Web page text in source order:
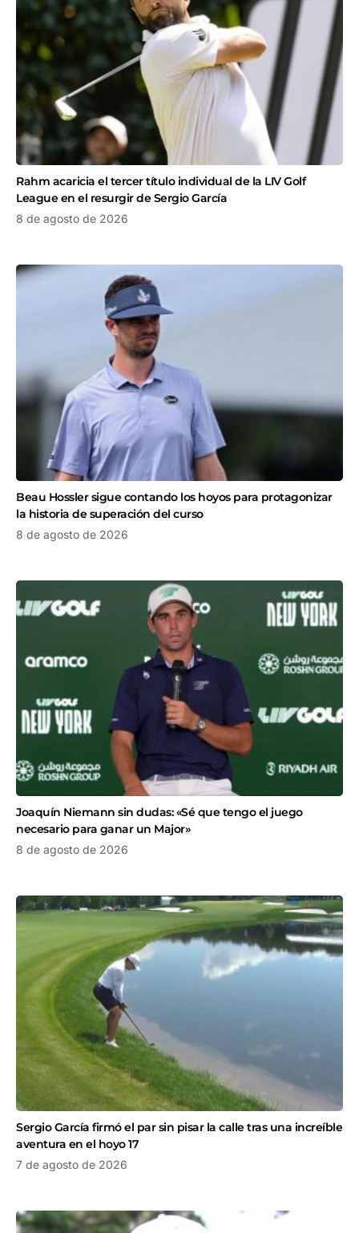
Rahm acaricia el tercer título individual de la LIV Golf
League en el resurgir de Sergio García
8 de agosto de 2026
Beau Hossler sigue contando los hoyos para protagonizar
la historia de superación del curso
8 de agosto de 2026
Joaquín Niemann sin dudas: «Sé que tengo el juego
necesario para ganar un Major»
8 de agosto de 2026
Sergio García firmó el par sin pisar la calle tras una increíble
aventura en el hoyo 17
7 de agosto de 2026